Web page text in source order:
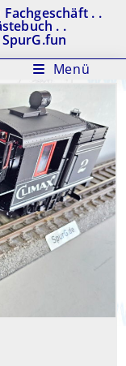
Fachgeschäft . .
. .
SpurG.fun
Menü